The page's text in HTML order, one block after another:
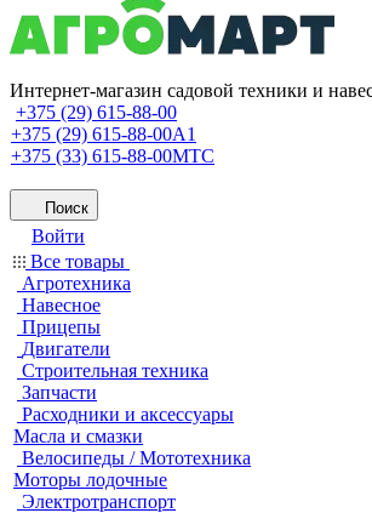
Интернет-магазин садовой техники и
+375 (29) 615-88-00
+375 (29) 615-88-00A1
+375 (33) 615-88-00МТС
Поиск
Войти
Все товары
Агротехника
Навесное
Прицепы
Двигатели
Строительная техника
Запчасти
Расходники и аксессуары
Масла и смазки
Велосипеды / Мототехника
Моторы лодочные
Электротранспорт